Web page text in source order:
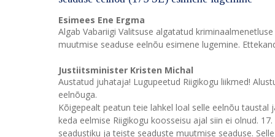
Esimees Ene Ergma
Algab Vabariigi Valitsuse algatatud
muutmise seaduse eelnõu esimene lugemine.
Justiitsminister Kristen Michal
Austatud juhataja! Lugupeetud Riigikogu liikmed!
eelnõuga.
Kõigepealt peatun teie lahkel loal selle eelnõu taustal
keda eelmise Riigikogu koosseisu ajal siin ei olnud.
seadustiku ja teiste seaduste muutmise seaduse.